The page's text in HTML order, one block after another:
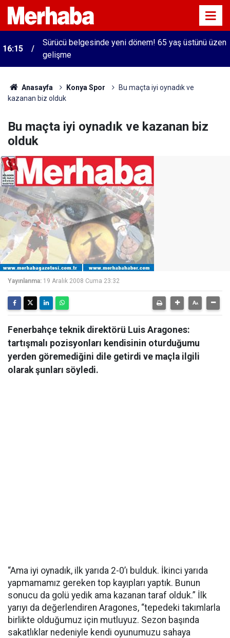
16:15
Sürücü belgesinde yeni dönem! 65 yaş üstünü üzen
gelişme
Anasayfa Konya Spor
Bu maçta iyi oynadık ve
kazanan biz olduk
Bu maçta iyi oynadık ve kazanan biz
olduk
Yayınlanma: 19 Aralık 2008 Cuma 23:32
Fenerbahçe teknik direktörü Luis Aragones:
tartışmalı pozisyonları kendisinin oturduğumu
yerden göremediğini dile getirdi ve maçla ilgili
olarak şunları söyledi.
“Ama iyi oynadık, ilk yarıda 2-0’ı bulduk. İkinci yarıda
yapmamamız gereken top kayıpları yaptık. Bunun
sonucu da golü yedik ama kazanan taraf olduk.” İlk
yarıyı da değerlendiren Aragones, “tepedeki takımlarla
birlikte olduğumuz için mutluyuz. Sezon başında
sakatlıklar nedeniyle kendi oyunumuzu sahaya